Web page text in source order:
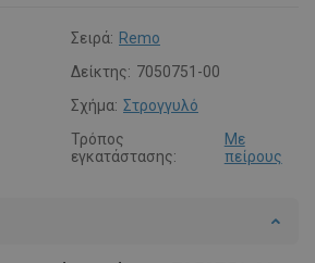
Σειρά: Remo
Δείκτης: 7050751-00
Σχήμα: Στρογγυλό
Τρόπος
εγκατάστασης:
Με
πείρους